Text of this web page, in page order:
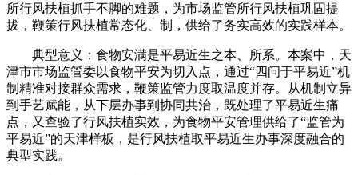
所行风扶植抓手不脚的难题，为市场监管所行风扶植巩固提
拔，鞭策行风扶植常态化、制，供给了务实高效的实践样本。
典型意义：食物安满是平易近生之本、所系。本案中，天
津市市场监管委以食物平安为切入点，通过“四问于平易近”机
制精准对接群众需求，鞭策监管力度取温度并存。从机制立异
到手艺赋能，从下层办事到协同共治，既处理了平易近生痛
点，又查验了行风扶植实效，为食物平安管理供给了“监管为
平易近”的天津样板，是行风扶植取平易近生办事深度融合的
典型实践。